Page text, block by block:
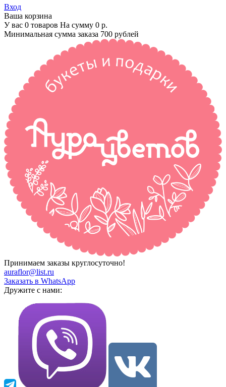
Вход
Ваша корзина
У вас 0 товаров На сумму 0 р.
Минимальная сумма заказа 700 рублей
Принимаем заказы круглосуточно!
auraflor@list.ru
Заказать в WhatsApp
Дружите с нами: